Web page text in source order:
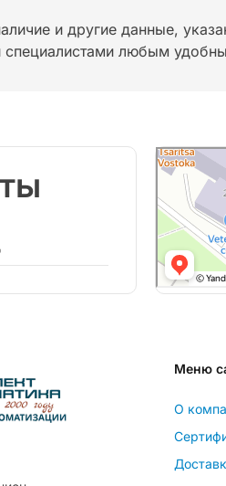
и другие данные,
любым
Меню
О